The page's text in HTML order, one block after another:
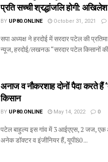
प्रति सच्ची श्रद्धांजलि होगी:
BY UP80.ONLINE October 31, 2021
सपा अध्यक्ष ने हरदोई में सरदार पटेल की
न्यूज, हरदोई/लखनऊ “सरदार पटेल किसानों
अनाज व नौकरशाह दोनों पैदा करते हैं
किसान
BY UP80.ONLINE May 14, 2022 0
पटेल बाहुल्य इस गांव में 3 आईएएस, 2 जज, एक
अनेक डॉक्टर व इंजीनियर हैं, यूपी80 ...